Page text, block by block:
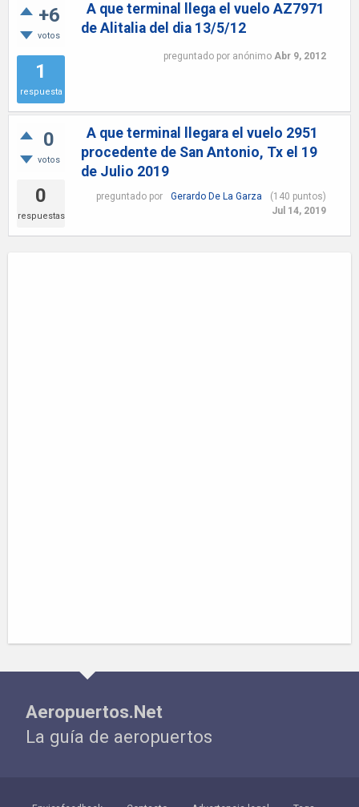
+6
votos
1
respuesta
A que terminal llega el vuelo AZ7971
de Alitalia del dia 13/5/12
preguntado por anónimo Abr 9, 2012
0
votos
0
respuestas
A que terminal llegara el vuelo 2951
procedente de San Antonio, Tx el 19
de Julio 2019
preguntado por Gerardo De La Garza (140 puntos)
Jul 14, 2019
Aeropuertos.Net
La guía de aeropuertos